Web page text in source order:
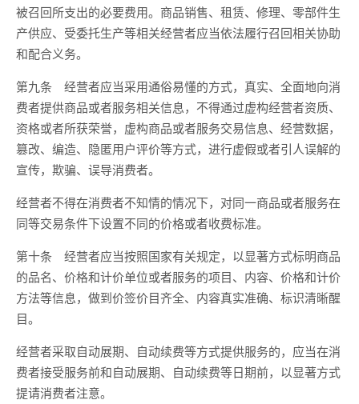
被召回所支出的必要费用。商品销售、租赁、修理、零部件生
产供应、受委托生产等相关经营者应当依法履行召回相关协助
和配合义务。
第九条 经营者应当采用通俗易懂的方式，真实、全面地向消
费者提供商品或者服务相关信息，不得通过虚构经营者资质、
资格或者所获荣誉，虚构商品或者服务交易信息、经营数据，
篡改、编造、隐匿用户评价等方式，进行虚假或者引人误解的
宣传，欺骗、误导消费者。
经营者不得在消费者不知情的情况下，对同一商品或者服务在
同等交易条件下设置不同的价格或者收费标准。
第十条 经营者应当按照国家有关规定，以显著方式标明商品
的品名、价格和计价单位或者服务的项目、内容、价格和计价
方法等信息，做到价签价目齐全、内容真实准确、标识清晰醒
目。
经营者采取自动展期、自动续费等方式提供服务的，应当在消
费者接受服务前和自动展期、自动续费等日期前，以显著方式
提请消费者注意。